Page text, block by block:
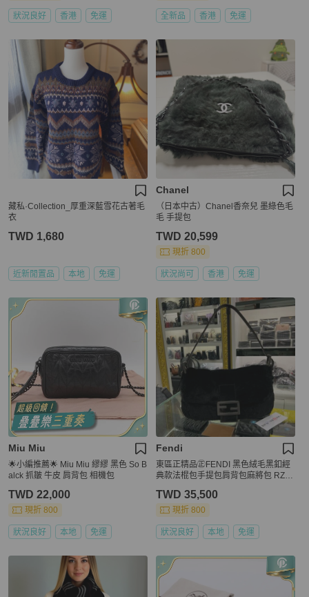
狀況良好 香港 免運 全新品 香港 免運
藏私·Collection_厚重深藍雪花古著毛
衣
TWD 1,680
近新閒置品 本地 免運
Chanel
（日本中古）Chanel香奈兒 墨綠色毛
毛 手提包
TWD 20,599
現折 800
狀況尚可 香港 免運
Miu Miu
🌟小編推薦🌟 Miu Miu 繆繆 黑色 So B
alck 抓皺 牛皮 肩背包 相機包
TWD 22,000
現折 800
狀況良好 本地 免運
Fendi
東區正精品㊣FENDI 黑色絨毛黑釦經
典款法棍包手提包肩背包麻將包 RZ62
TWD 35,500
現折 800
狀況良好 本地 免運